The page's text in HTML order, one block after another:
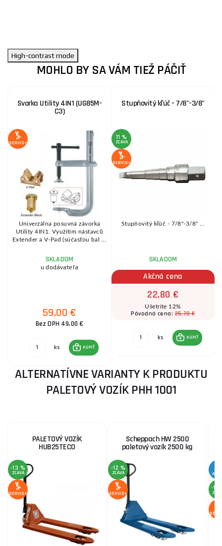
High-contrast mode
MOHLO BY SA VÁM TIEŽ PÁČIŤ
Svorka Utility 4IN1 (UG85M-
C3)
SERVIS+
Univerzálna posuvná závorka
Utility 4IN1. Využitím nástavců
Extender a V-Pad (súčasťou bal ...
SKLADOM
u dodávateľa
59,00 €
Bez DPH 49,00 €
ks KÚPIŤ
Stupňovitý kľúč - 7/8"-3/8"
11 %
ZĽAVA
SERVIS+
Stupňovitý kľúč - 7/8"-3/8" ...
SKLADOM
Akčná cena
22,80 €
Ušetríte 12%
Pôvodná cena:25,70 €
ks KÚPIŤ
ALTERNATÍVNE VARIANTY K PRODUKTU
PALETOVÝ VOZÍK PHH 1001
PALETOVÝ VOZÍK
HUB25TECO
-13 %
ZĽAVA
SERVIS+
Scheppach HW 2500
paletový vozík 2500 kg
-12 %
ZĽAVA
SERVIS+
-15